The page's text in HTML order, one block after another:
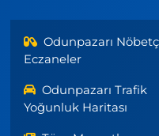
Odunpazarı
Eczaneler
Odunpazarı Trafik
Yoğunluk Haritası